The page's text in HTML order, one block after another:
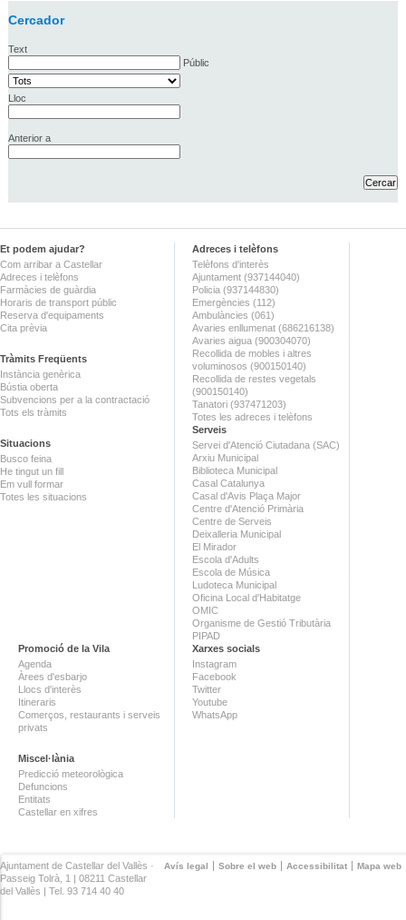
Cercador
Text
Públic
Lloc
Anterior a
Et podem ajudar?
Com arribar a Castellar
Adreces i telèfons
Farmàcies de guàrdia
Horaris de transport públic
Reserva d'equipaments
Cita prèvia
Tràmits Freqüents
Instància genèrica
Bústia oberta
Subvencions per a la contractació
Tots els tràmits
Situacions
Busco feina
He tingut un fill
Em vull formar
Totes les situacions
Adreces i telèfons
Telèfons d'interès
Ajuntament (937144040)
Policia (937144830)
Emergències (112)
Ambulàncies (061)
Avaries enllumenat (686216138)
Avaries aigua (900304070)
Recollida de mobles i altres
voluminosos (900150140)
Recollida de restes vegetals
(900150140)
Tanatori (937471203)
Totes les adreces i telèfons
Serveis
Servei d'Atenció Ciutadana (SAC)
Arxiu Municipal
Biblioteca Municipal
Casal Catalunya
Casal d'Avis Plaça Major
Centre d'Atenció Primària
Centre de Serveis
Deixalleria Municipal
El Mirador
Escola d'Adults
Escola de Música
Ludoteca Municipal
Oficina Local d'Habitatge
OMIC
Organisme de Gestió Tributària
PIPAD
Promoció de la Vila
Agenda
Àrees d'esbarjo
Llocs d'interès
Itineraris
Comerços, restaurants i serveis
privats
Miscel·lània
Predicció meteorològica
Defuncions
Entitats
Castellar en xifres
Xarxes socials
Instagram
Facebook
Twitter
Youtube
WhatsApp
Avís legal Sobre el web Accessibilitat Mapa web
Ajuntament de Castellar del Vallès ·
Passeig Tolrà, 1 | 08211 Castellar
del Vallès | Tel. 93 714 40 40